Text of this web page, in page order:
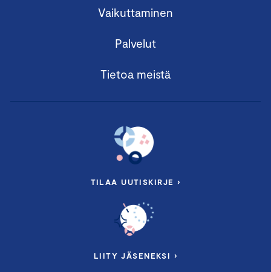
Vaikuttaminen
Palvelut
Tietoa meistä
TILAA UUTISKIRJE ›
LIITY JÄSENEKSI ›